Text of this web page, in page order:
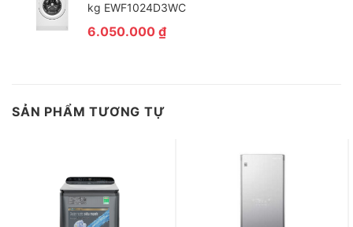
kg EWF1024D3WC
6.050.000 ₫
SẢN PHẨM TƯƠNG TỰ